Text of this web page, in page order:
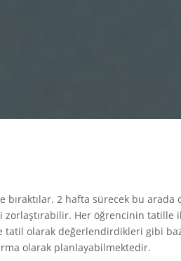
2 hafta sürecek bu arada
Her öğrencinin tatille
tatil olarak değerlendirdikleri gibi
olarak planlayabilmektedir.